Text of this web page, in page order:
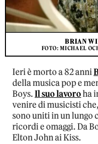
BRIAN
FOTO: MICHAEL
Ieri è morto a 82 anni
della musica pop e
Boys.Il suo lavoroha
venire di musicisti
sono uniti in un lungo
ricordi e omaggi. Da
Elton John ai Kiss.